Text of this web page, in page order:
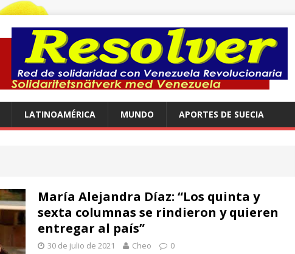
LATINOAMÉRICA MUNDO APORTES DE SUECIA
María Alejandra Díaz: “Los quinta y
sexta columnas se rindieron y quieren
entregar al país”
30 de julio de 2021 Cheo 0